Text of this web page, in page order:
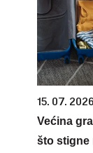
15. 07.
Većina
što stigne